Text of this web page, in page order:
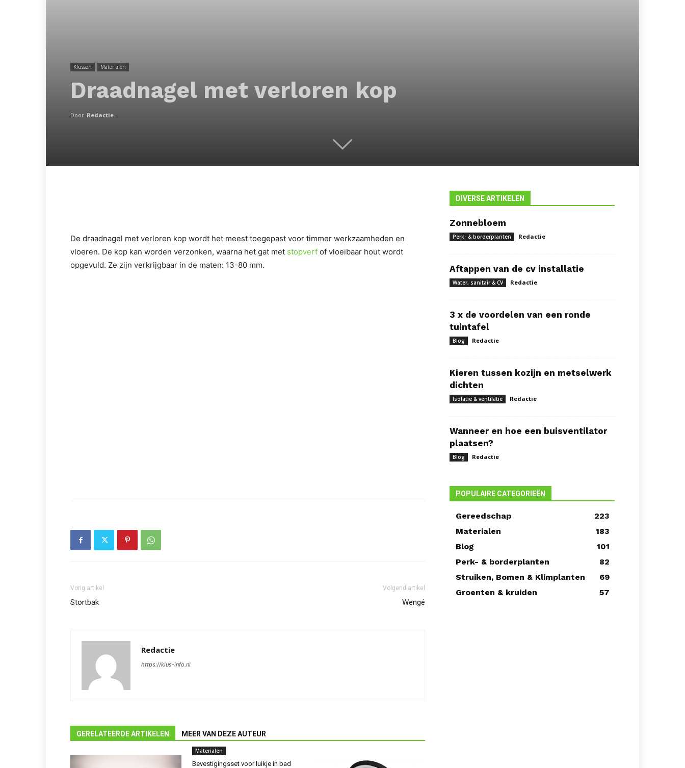
Klussen Materialen
Draadnagel met verloren kop
Door Redactie -
De draadnagel met verloren kop wordt het meest toegepast voor timmer werkzaamheden en
vloeren. De kop kan worden verzonken, waarna het gat met stopverf of vloeibaar hout wordt
opgevuld. Ze zijn verkrijgbaar in de maten: 13-80 mm.
Vorig artikel
Stortbak
Volgend artikel
Wengé
Redactie
https://klus-info.nl
GERELATEERDE ARTIKELEN MEER VAN DEZE AUTEUR
Materialen
Bevestigingsset voor luikje in bad
DIVERSE ARTIKELEN
Zonnebloem
Perk- & borderplanten Redactie
Aftappen van de cv installatie
Water, sanitair & CV Redactie
3 x de voordelen van een ronde
tuintafel
Blog Redactie
Kieren tussen kozijn en metselwerk
dichten
Isolatie & ventilatie Redactie
Wanneer en hoe een buisventilator
plaatsen?
Blog Redactie
POPULAIRE CATEGORIEËN
Gereedschap
223
Materialen
183
Blog
101
Perk- & borderplanten
82
Struiken, Bomen & Klimplanten
69
Groenten & kruiden
57